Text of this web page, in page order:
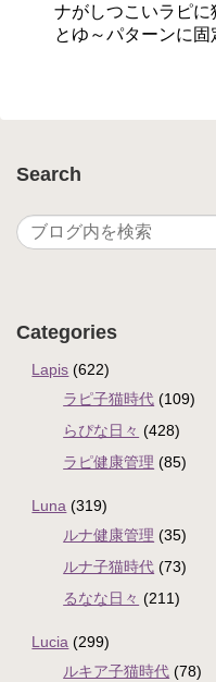
ナがしつこいラピ
とゆ～パターンに
Search
Categories
Lapis (622)
ラピ子猫時代 (109)
らぴな日々 (428)
ラピ健康管理 (85)
Luna (319)
ルナ健康管理 (35)
ルナ子猫時代 (73)
るなな日々 (211)
Lucia (299)
ルキア子猫時代 (78)